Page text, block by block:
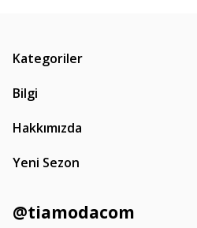
Kategoriler
Bilgi
Hakkımızda
Yeni Sezon
@tiamodacom